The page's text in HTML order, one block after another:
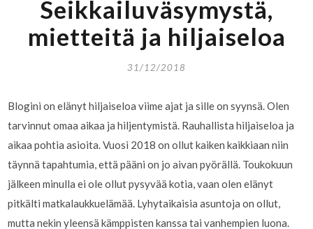
Seikkailuväsymystä,
mietteitä ja hiljaiseloa
31/12/2018
Blogini on elänyt hiljaiseloa viime ajat ja sille on syynsä. Olen
tarvinnut omaa aikaa ja hiljentymistä. Rauhallista hiljaiseloa ja
aikaa pohtia asioita. Vuosi 2018 on ollut kaiken kaikkiaan niin
täynnä tapahtumia, että pääni on jo aivan pyörällä. Toukokuun
jälkeen minulla ei ole ollut pysyvää kotia, vaan olen elänyt
pitkälti matkalaukkuelämää. Lyhytaikaisia asuntoja on ollut,
mutta nekin yleensä kämppisten kanssa tai vanhempien luona.